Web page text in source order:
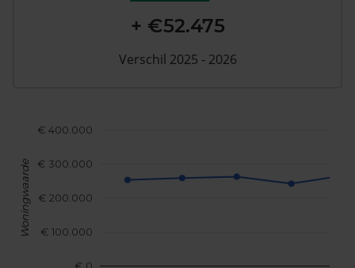
€ 100.000
€ 200.000
€ 300.000
€ 400.000
Woningwaarde
+ €52.475
Verschil 2025 - 2026